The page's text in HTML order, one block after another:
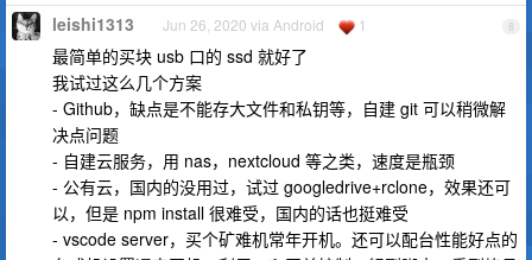
8
leishi1313 Jun 26, 2020 via Android 1
最简单的买块 usb 口的 ssd 就好了
我试过这么几个方案
- Github，缺点是不能存大文件和私钥等，自建 git 可以稍微解
决点问题
- 自建云服务，用 nas，nextcloud 等之类，速度是瓶颈
- 公有云，国内的没用过，试过 googledrive+rclone，效果还可
以，但是 npm install 很难受，国内的话也挺难受
- vscode server，买个矿难机常年开机。还可以配台性能好点的